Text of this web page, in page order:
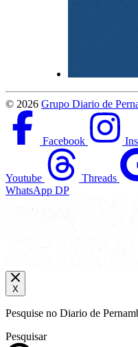
© 2026 Grupo Diario de
Facebook
Youtube Threads
WhatsApp DP
X
Pesquise no Diario de
Pesquisar